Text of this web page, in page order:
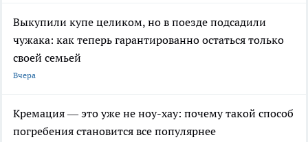
Выкупили купе целиком, но в поезде подсадили
чужака: как теперь гарантированно остаться только
своей семьей
Вчера
Кремация — это уже не ноу-хау: почему такой способ
погребения становится все популярнее